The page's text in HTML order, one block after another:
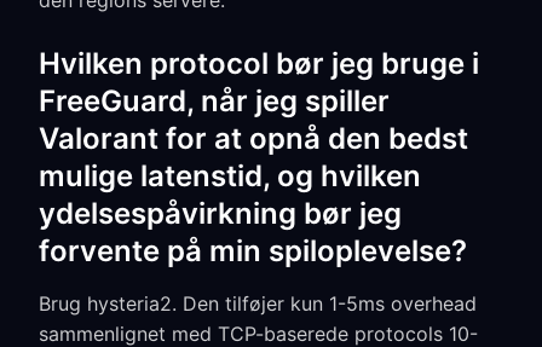
Hvilken protocol bør jeg bruge i
FreeGuard, når jeg spiller
Valorant for at opnå den bedst
mulige latenstid, og hvilken
ydelsespåvirkning bør jeg
forvente på min spiloplevelse?
Brug hysteria2. Den tilføjer kun 1-5ms overhead
sammenlignet med TCP-baserede protocols 10-